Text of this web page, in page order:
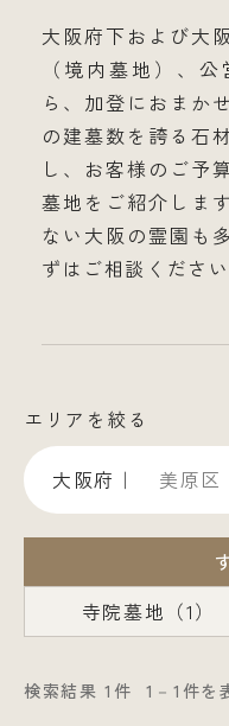
大阪府下および大
（境内墓地）、
ら、加登におまか
の建墓数を誇る石
し、お客様のご予
墓地をご紹介しま
ない大阪の霊園も
ずはご相談ください
エリアを絞る
大阪府｜ 美原区
寺院墓地（1）
検索結果 1件 1－1件を